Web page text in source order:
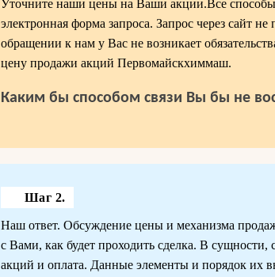
Уточните наши цены на Ваши акции.Все способы
электронная форма запроса. Запрос через сайт
обращении к нам у Вас не возникает
цену продажи акций Первомайскхиммаш.
Каким бы способом связи Вы бы не
Шаг 2.
Наш ответ. Обсуждение цены и механизма
с Вами, как будет проходить сделка. В сущности,
акций и оплата. Данные элементы и порядок их